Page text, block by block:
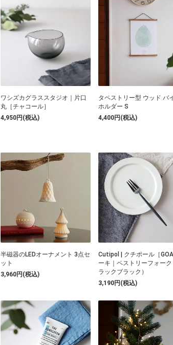
ワシズカグラススタジオ｜片口
丸［チャコール］
4,950円(税込)
タペストリー型 ウッド バ
ホルダー S
4,400円(税込)
半磁器のLEDオーナメント 3点セ
ット
3,960円(税込)
Cutipol | クチポール［
ーキ｜ペストリーフォー
ラックブラック）
3,190円(税込)